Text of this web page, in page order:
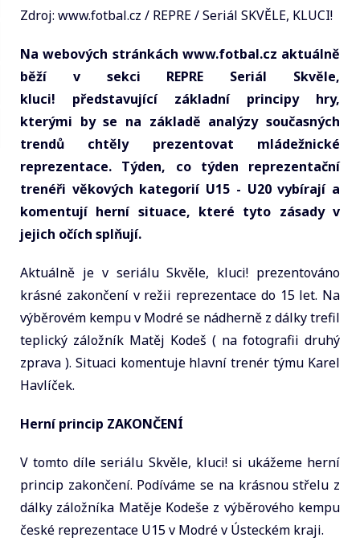
Zdroj: www.fotbal.cz / REPRE / Seriál SKVĚLE, KLUCI!
Na webových stránkách www.fotbal.cz aktuálně
běží v sekci REPRE Seriál Skvěle,
kluci! představující základní principy hry,
kterými by se na základě analýzy současných
trendů chtěly prezentovat mládežnické
reprezentace. Týden, co týden reprezentační
trenéři věkových kategorií U15 - U20 vybírají a
komentují herní situace, které tyto zásady v
jejich očích splňují.
Aktuálně je v seriálu Skvěle, kluci! prezentováno
krásné zakončení v režii reprezentace do 15 let. Na
výběrovém kempu v Modré se nádherně z dálky trefil
teplický záložník Matěj Kodeš ( na fotografii druhý
zprava ). Situaci komentuje hlavní trenér týmu Karel
Havlíček.
Herní princip ZAKONČENÍ
V tomto díle seriálu Skvěle, kluci! si ukážeme herní
princip zakončení. Podíváme se na krásnou střelu z
dálky záložníka Matěje Kodeše z výběrového kempu
české reprezentace U15 v Modré v Ústeckém kraji.